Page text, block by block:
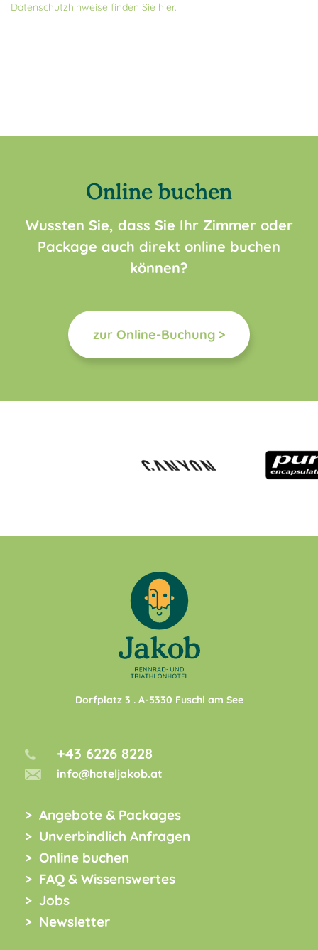
Datenschutzhinweise finden Sie hier.
Online buchen
Wussten Sie, dass Sie Ihr Zimmer oder
Package auch direkt online buchen
können?
zur Online-Buchung >
Dorfplatz 3 . A-5330 Fuschl am See
+43 6226 8228
info@hoteljakob.at
Angebote & Packages
Unverbindlich Anfragen
Online buchen
FAQ & Wissenswertes
Jobs
Newsletter